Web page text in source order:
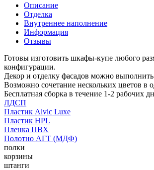
Описание
Отделка
Внутреннее наполнение
Информация
Отзывы
Готовы изготовить шкафы-купе любого
конфигурации.
Декор и отделку фасадов можно
Возможно сочетание нескольких цветов в
Бесплатная сборка в течение 1-2 рабочих
ЛДСП
Пластик Alvic Luxe
Пластик HPL
Пленка ПВХ
Полотно АГТ (МДФ)
полки
корзины
штанги